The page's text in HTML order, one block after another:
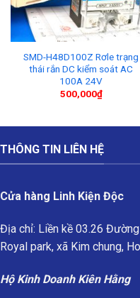
SMD-H48D100Z Rơle trạng
thái rắn DC kiểm soát AC
100A 24V
500,000₫
THÔNG TIN LIÊN HỆ
Cửa hàng Linh Kiện Độc
Địa chỉ: Liền kề 03.26
Royal park, xã Kim chung,
Hộ Kinh Doanh Kiên Hằng